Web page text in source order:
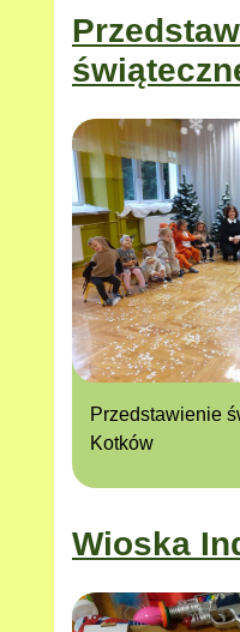
Przedstawienie
Kotków
Wioska